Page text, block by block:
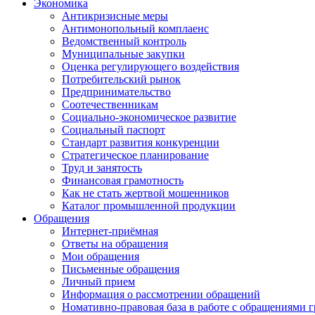
Экономика
Антикризисные меры
Антимонопольный комплаенс
Ведомственный контроль
Муниципальные закупки
Оценка регулирующего воздействия
Потребительский рынок
Предпринимательство
Соотечественникам
Социально-экономическое развитие
Социальный паспорт
Стандарт развития конкуренции
Стратегическое планирование
Труд и занятость
Финансовая грамотность
Как не стать жертвой мошенников
Каталог промышленной продукции
Обращения
Интернет-приёмная
Ответы на обращения
Мои обращения
Письменные обращения
Личный прием
Информация о рассмотрении обращений
Номативно-правовая база в работе с обращениями